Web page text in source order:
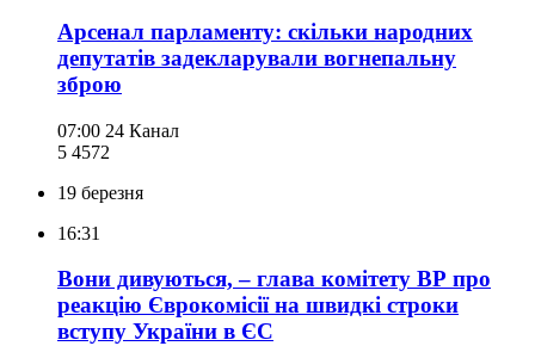
Арсенал парламенту: скільки народних
депутатів задекларували вогнепальну
зброю
07:00 24 Канал
5 4572
19 березня
16:31
Вони дивуються, – глава комітету ВР про
реакцію Єврокомісії на швидкі строки
вступу України в ЄС